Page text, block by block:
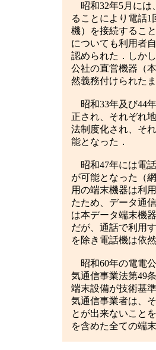
昭和32年5月には
ることにより電話
機）を接続するこ
についても利用者
認められた．しか
公社の直営機器（
然義務付けられた
昭和33年及び44
正され、それぞれ
法制度化され、そ
能となった．
昭和47年には電
が可能となった（
用の端末機器は利
たため、データ通
は本データ端末機
だが、通話で利用
を除き電話機は依
昭和60年の電電
気通信事業法第49
端末設備が技術基
気通信事業者は、
とが出来ないこと
を含めた全ての端